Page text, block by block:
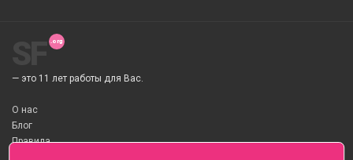
— это 11 лет работы для Вас.
О нас
Блог
Правила